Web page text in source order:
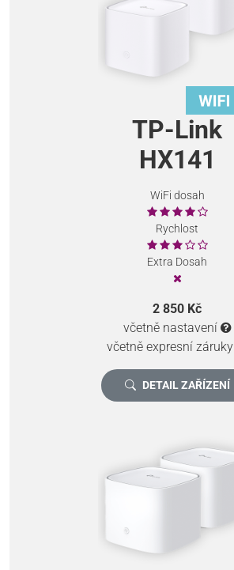
TP-Link
HX141
WiFi dosah
Rychlost
Extra Dosah
2 850 Kč
včetně nastavení
včetně expresní záruky
DETAIL ZAŘÍZENÍ